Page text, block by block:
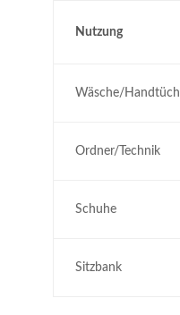
Nutzung
Wäsche/
Ordner/Technik
Schuhe
Sitzbank